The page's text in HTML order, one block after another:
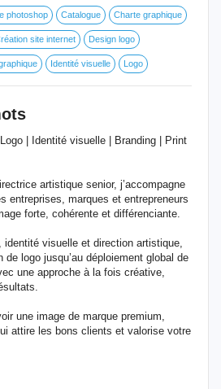
photoshop Catalogue Charte graphique
site internet Design logo
Identité visuelle Logo
| Identité visuelle | Branding | Print
artistique senior, j’accompagne
entreprises, marques et entrepreneurs
forte, cohérente et différenciante.
identité visuelle et direction artistique,
de logo jusqu’au déploiement global de
une approche à la fois créative,
une image de marque premium,
attire les bons clients et valorise votre